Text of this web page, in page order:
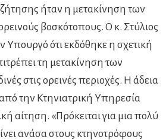
ήταν η μετακίνηση των
βοσκότοπους. Ο κ. Στύλιος
ότι εκδόθηκε η σχετική
τη μετακίνηση των
στις ορεινές περιοχές. Η άδεια
την Κτηνιατρική Υπηρεσία
αίτηση. «Πρόκειται για μια πολύ
ανάσα στους κτηνοτρόφους